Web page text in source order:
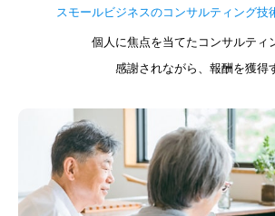
スモールビジネスのコンサルティング技
個人に焦点を当てたコンサルティ
感謝されながら、報酬を獲得